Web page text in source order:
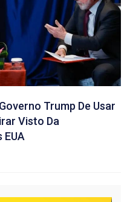
Trump De Usar
Visto Da
EUA